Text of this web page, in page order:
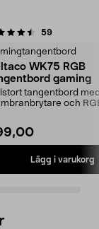
59recensioner
WK75 RGB
gaming
tangentbord
och
Lägg i varukorg
5.0 av 5 stjärnor